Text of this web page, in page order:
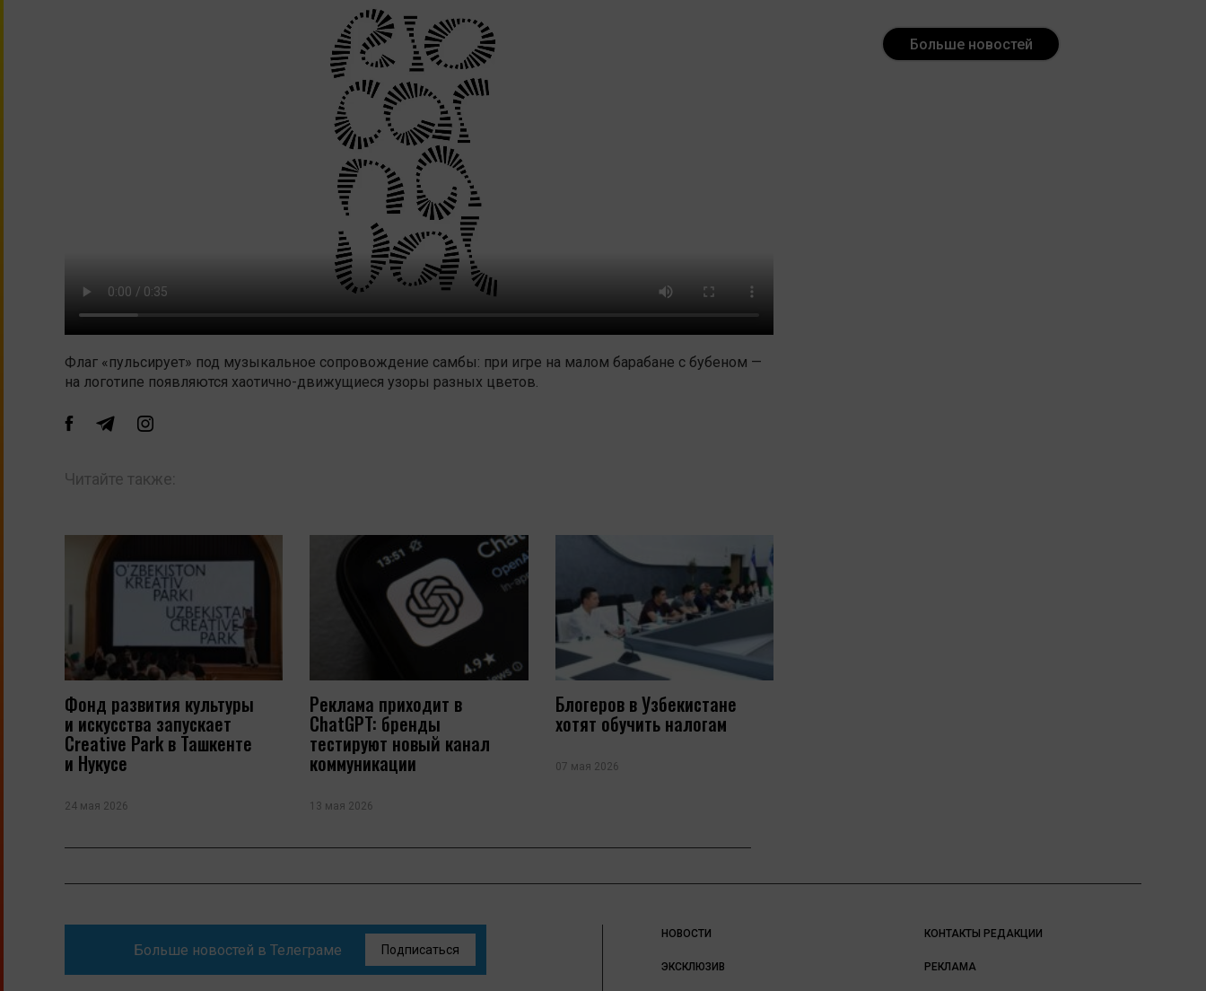
Флаг «пульсирует» под музыкальное сопровождение самбы: при игре на малом барабане с бубеном —
на логотипе появляются хаотично-движущиеся узоры разных цветов.
Читайте также:
Фонд развития культуры
и искусства запускает
Creative Park в Ташкенте
и Нукусе
24 мая 2026
Реклама приходит в
ChatGPT: бренды
тестируют новый канал
коммуникации
13 мая 2026
Блогеров в Узбекистане
хотят обучить налогам
07 мая 2026
Больше новостей
Больше новостей в Телеграме Подписаться
НОВОСТИ
ЭКСКЛЮЗИВ
КОНТАКТЫ РЕДАКЦИИ
РЕКЛАМА